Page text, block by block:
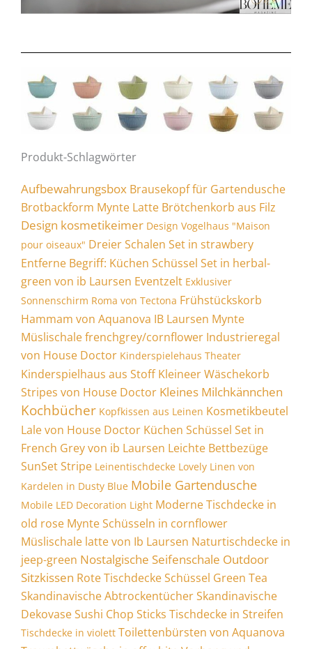
Produkt-Schlagwörter
Aufbewahrungsbox Brausekopf für Gartendusche
Brotbackform Mynte Latte Brötchenkorb aus Filz
Design kosmetikeimer Design Vogelhaus "Maison
pour oiseaux" Dreier Schalen Set in strawbery
Entferne Begriff: Küchen Schüssel Set in herbal-
green von ib Laursen Eventzelt Exklusiver
Sonnenschirm Roma von Tectona Frühstückskorb
Hammam von Aquanova IB Laursen Mynte
Müslischale frenchgrey/cornflower Industrieregal
von House Doctor Kinderspielehaus Theater
Kinderspielhaus aus Stoff Kleineer Wäschekorb
Stripes von House Doctor Kleines Milchkännchen
Kochbücher Kopfkissen aus Leinen Kosmetikbeutel
Lale von House Doctor Küchen Schüssel Set in
French Grey von ib Laursen Leichte Bettbezüge
SunSet Stripe Leinentischdecke Lovely Linen von
Kardelen in Dusty Blue Mobile Gartendusche
Mobile LED Decoration Light Moderne Tischdecke in
old rose Mynte Schüsseln in cornflower
Müslischale latte von Ib Laursen Naturtischdecke in
jeep-green Nostalgische Seifenschale Outdoor
Sitzkissen Rote TischdeckeSchüssel Green Tea
Skandinavische AbtrockentücherSkandinavische
DekovaseSushi Chop Sticks Tischdecke in Streifen
Tischdecke in violett Toilettenbürsten von Aquanova